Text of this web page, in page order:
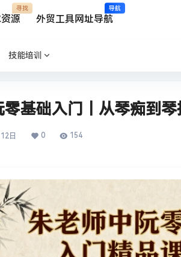
源
寻找
外贸工具网址导航
导航
技能培训
基础入门｜从琴痴到琴
日 0 154